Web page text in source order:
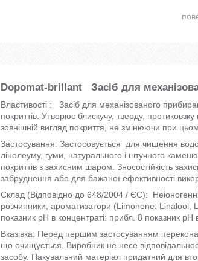
Dopomat-brillant Засіб для
Властивості : Засіб для механізованого
покриттів. Утворює блискучу, тверду,
зовнішній вигляд покриття, не змінюючи при
Застосування: Застосовується для чищення
лінолеуму, гуми, натурального і штучного
покриттів з захисним шаром. Зносостійкість
забруднення або для бажаної ефективності
Склад (Відповідно до 648/2004 / ЄС):
розчинники, ароматизатори (Limonene, Linalool,
показник pH в концентраті: прибл. 8 показник
Вказівка: Перед першим застосуванням
що очищується. Виробник не несе
засобу. Пакувальний матеріал придатний для